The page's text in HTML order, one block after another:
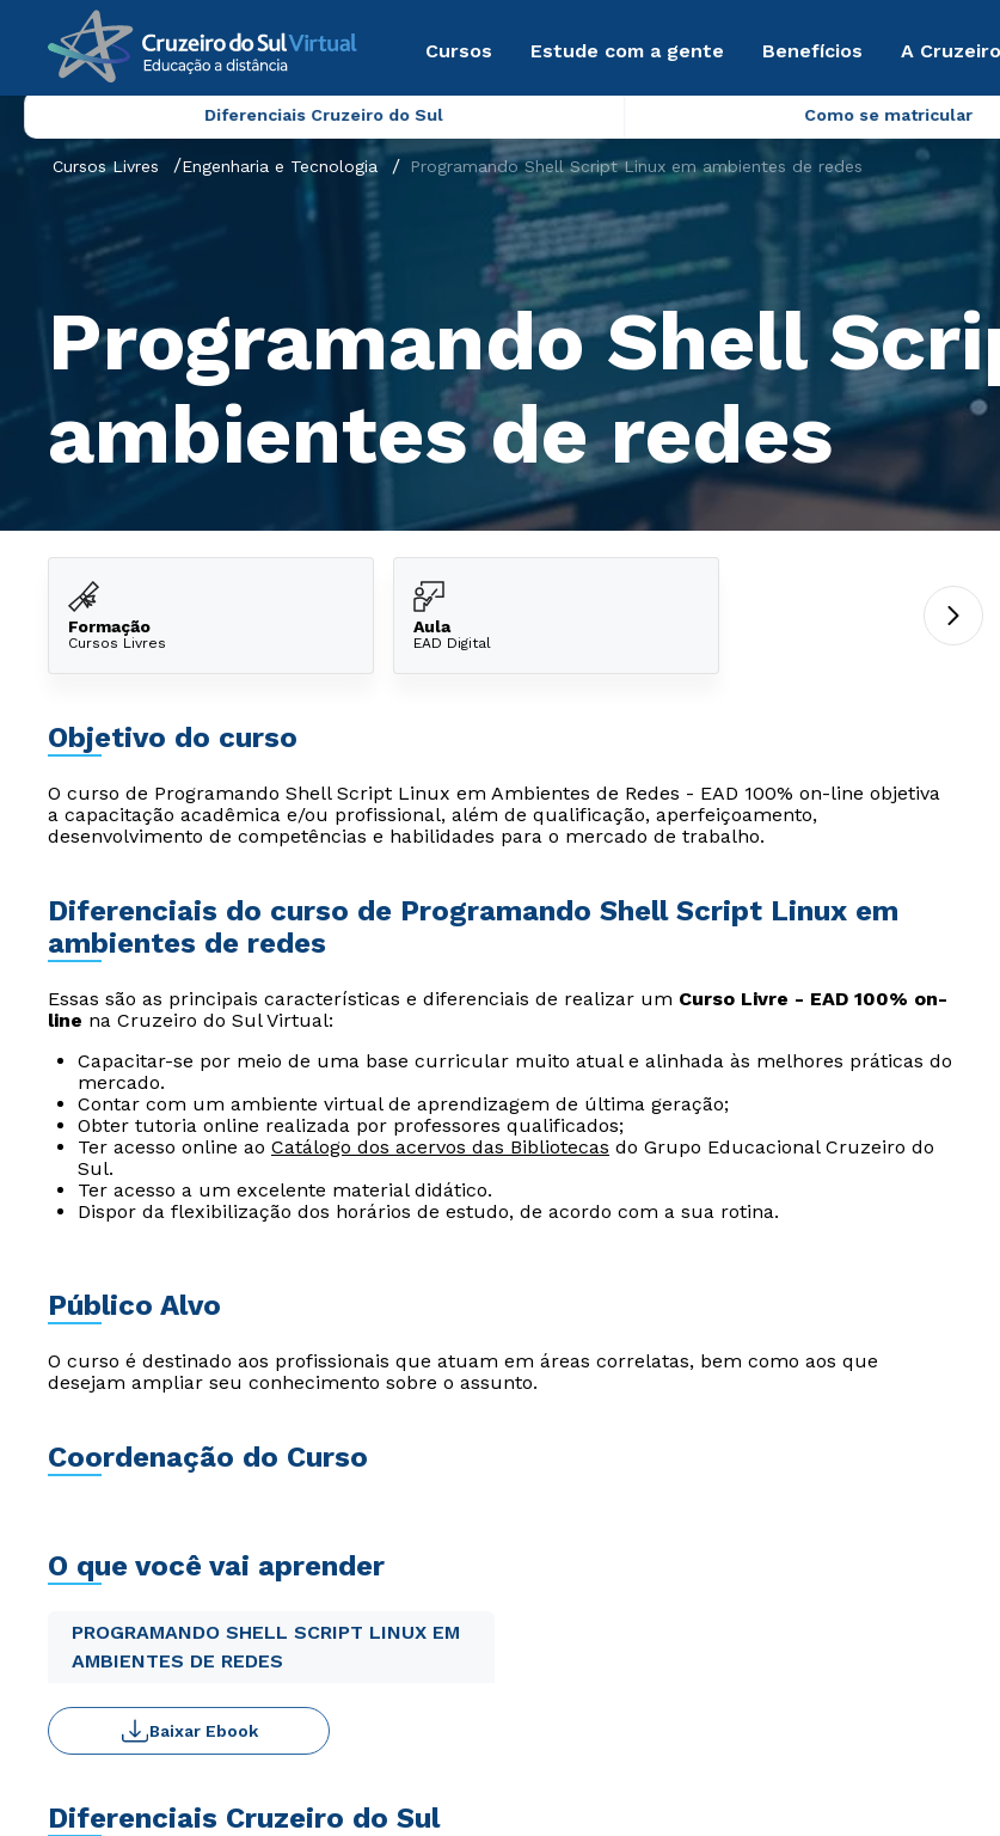
Cursos Estude com a gente Benefícios A
Diferenciais Cruzeiro do Sul Como se matricular
Cursos Livres Engenharia e Tecnologia Programando Shell Script Linux em ambientes de redes
Programando Shell
ambientes de redes
Formação
Cursos Livres
Aula
EAD Digital
Objetivo do curso
O curso de Programando Shell Script Linux em Ambientes de Redes - EAD 100% on-line objetiva
a capacitação acadêmica e/ou profissional, além de qualificação, aperfeiçoamento,
desenvolvimento de competências e habilidades para o mercado de trabalho.
Diferenciais do curso de Programando Shell Script Linux em
ambientes de redes
Essas são as principais características e diferenciais de realizar um Curso Livre - EAD 100% on-
line na Cruzeiro do Sul Virtual:
Capacitar-se por meio de uma base curricular muito atual e alinhada às melhores práticas do
mercado.
Contar com um ambiente virtual de aprendizagem de última geração;
Obter tutoria online realizada por professores qualificados;
Ter acesso online ao Catálogo dos acervos das Bibliotecas do Grupo Educacional Cruzeiro do
Sul.
Ter acesso a um excelente material didático.
Dispor da flexibilização dos horários de estudo, de acordo com a sua rotina.
Público Alvo
O curso é destinado aos profissionais que atuam em áreas correlatas, bem como aos que
desejam ampliar seu conhecimento sobre o assunto.
Coordenação do Curso
O que você vai aprender
PROGRAMANDO SHELL SCRIPT LINUX EM
AMBIENTES DE REDES
Baixar Ebook
Diferenciais Cruzeiro do Sul